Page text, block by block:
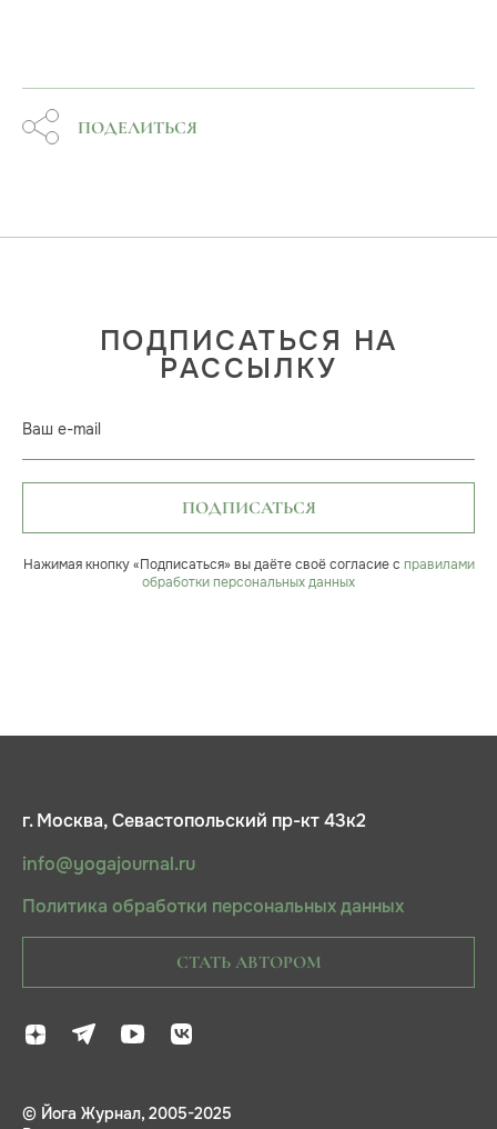
ПОДЕЛИТЬСЯ
ПОДПИСАТЬСЯ НА
РАССЫЛКУ
Ваш e-mail
ПОДПИСАТЬСЯ
Нажимая кнопку «Подписаться» вы даёте своё согласие с правилами
обработки персональных данных
г. Москва, Севастопольский пр-кт 43к2
info@yogajournal.ru
Политика обработки персональных данных
СТАТЬ АВТОРОМ
© Йога Журнал, 2005-2025